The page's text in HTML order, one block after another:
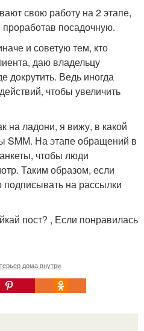
свою работу на 2 этапе,
посадочную.
и советую тем, кто
даю владельцу
докрутить. Ведь иногда
чтобы увеличить
на ладони, я вижу, в какой
SMM. На этапе обращений в
чтобы люди
Таким образом, если
на рассылки
пост? , Если понравилась
дома внутри